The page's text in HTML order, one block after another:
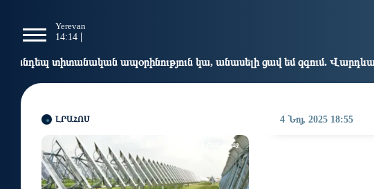
Yerevan
14:14
կա, անասելի ցավ եմ զգում. Վարդևանյան 17:09
ԼՐԱՀՈՍ
3 ժամ առաջ
4 Նոյ, 2025 18:55